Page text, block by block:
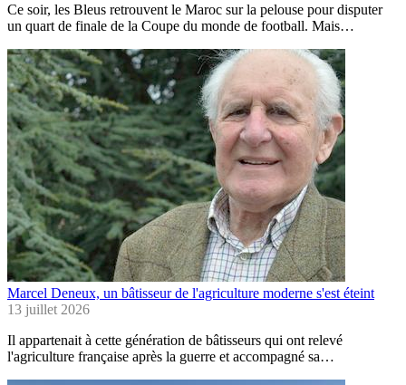
Ce soir, les Bleus retrouvent le Maroc sur la pelouse pour disputer
un quart de finale de la Coupe du monde de football. Mais…
Marcel Deneux, un bâtisseur de l'agriculture moderne s'est éteint
13 juillet 2026
Il appartenait à cette génération de bâtisseurs qui ont relevé
l'agriculture française après la guerre et accompagné sa…